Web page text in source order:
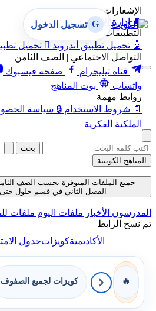
الإشعارات
تطبيق أندرويد
 تحميل تطبيق
الاجتماعي | الصف الثامن
تيليجرام
صفحة فيسبوك قناة
بوت المناهج
مهمة
الاستخدام 🔒 سياسة الخصوصية ✉️
الفكرية
G تسجيل الدخول
الكويتية
الملفات المتوفرة بحسب الصف الثامن في
الفصل الثاني في قسم حلول حتى تاريخ 10-08-2026
الأخبارملفات اليومملفات للمدرس
الأكاديميةكويزاتجدول الامتحان
كويزات لجميع الصفوف